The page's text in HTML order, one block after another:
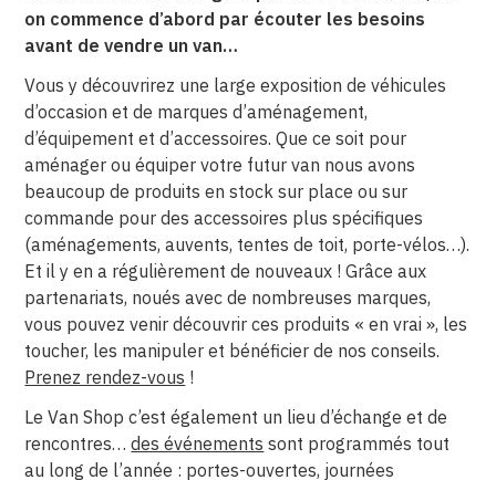
on commence d’abord par écouter les besoins
avant de vendre un van…
Vous y découvrirez une large exposition de véhicules
d’occasion et de marques d’aménagement,
d’équipement et d’accessoires. Que ce soit pour
aménager ou équiper votre futur van nous avons
beaucoup de produits en stock sur place ou sur
commande pour des accessoires plus spécifiques
(aménagements, auvents, tentes de toit, porte-vélos…).
Et il y en a régulièrement de nouveaux ! Grâce aux
partenariats, noués avec de nombreuses marques,
vous pouvez venir découvrir ces produits « en vrai », les
toucher, les manipuler et bénéficier de nos conseils.
Prenez rendez-vous !
Le Van Shop c’est également un lieu d’échange et de
rencontres…des événements sont programmés tout
au long de l’année : portes-ouvertes, journées